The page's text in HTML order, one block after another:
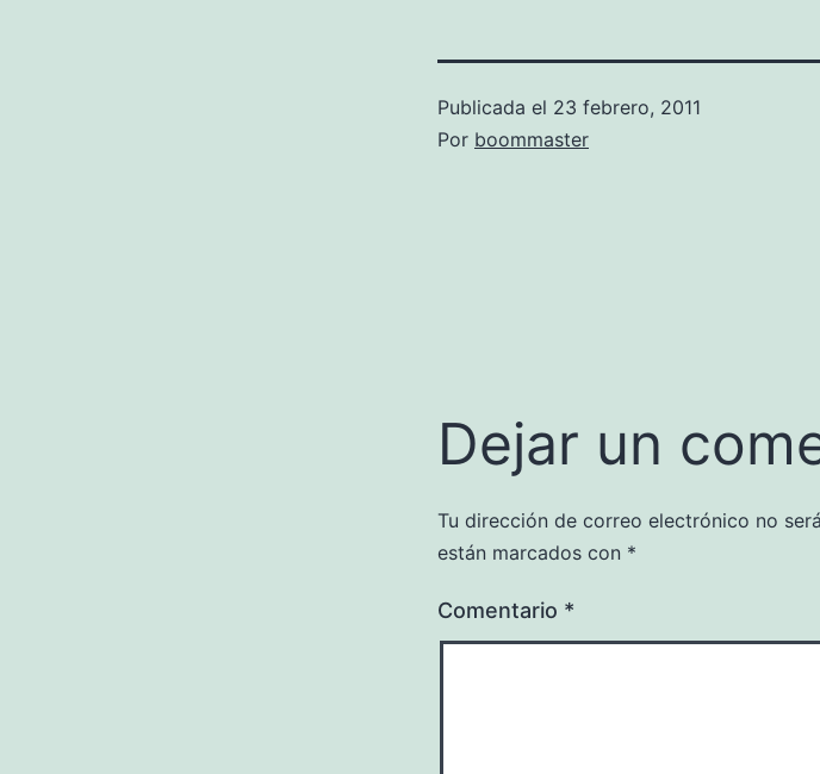
Publicada el 23 febrero, 2011
Por boommaster
Dejar un
Tu dirección de correo electrónico no
están marcados con *
Comentario *